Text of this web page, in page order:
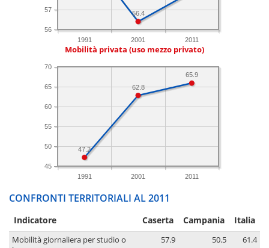
1991 2001 2011
56
57
56.4
Mobilità privata (uso mezzo privato)
1991 2001 2011
45
50
55
60
65
70
65.9
62.8
47.2
CONFRONTI TERRITORIALI AL 2011
Indicatore Caserta Campania Italia
Mobilità giornaliera per studio o
57.9 50.5 61.4